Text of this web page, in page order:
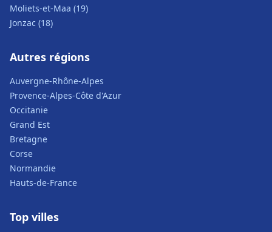
Moliets-et-Maa (19)
Jonzac (18)
Autres régions
Auvergne-Rhône-Alpes
Provence-Alpes-Côte d'Azur
Occitanie
Grand Est
Bretagne
Corse
Normandie
Hauts-de-France
Top villes